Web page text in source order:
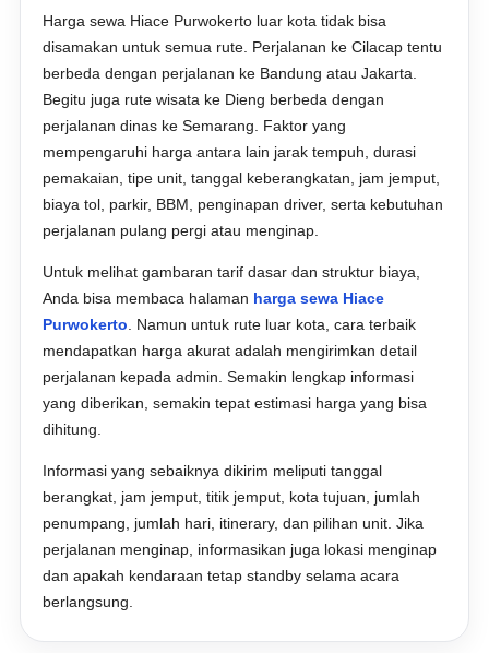
Harga sewa Hiace Purwokerto luar kota tidak bisa
disamakan untuk semua rute. Perjalanan ke Cilacap tentu
berbeda dengan perjalanan ke Bandung atau Jakarta.
Begitu juga rute wisata ke Dieng berbeda dengan
perjalanan dinas ke Semarang. Faktor yang
mempengaruhi harga antara lain jarak tempuh, durasi
pemakaian, tipe unit, tanggal keberangkatan, jam jemput,
biaya tol, parkir, BBM, penginapan driver, serta kebutuhan
perjalanan pulang pergi atau menginap.
Untuk melihat gambaran tarif dasar dan struktur biaya,
Anda bisa membaca halaman harga sewa Hiace
Purwokerto . Namun untuk rute luar kota, cara terbaik
mendapatkan harga akurat adalah mengirimkan detail
perjalanan kepada admin. Semakin lengkap informasi
yang diberikan, semakin tepat estimasi harga yang bisa
dihitung.
Informasi yang sebaiknya dikirim meliputi tanggal
berangkat, jam jemput, titik jemput, kota tujuan, jumlah
penumpang, jumlah hari, itinerary, dan pilihan unit. Jika
perjalanan menginap, informasikan juga lokasi menginap
dan apakah kendaraan tetap standby selama acara
berlangsung.